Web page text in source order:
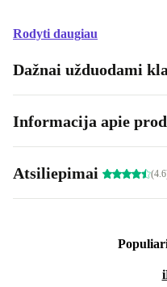
Rodyti daugiau
Dažnai užduodami
Informacija apie
Atsiliepimai